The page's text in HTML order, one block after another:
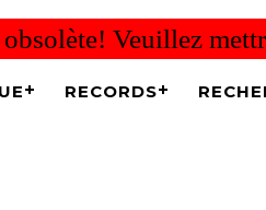
Veuillez
RECORDS